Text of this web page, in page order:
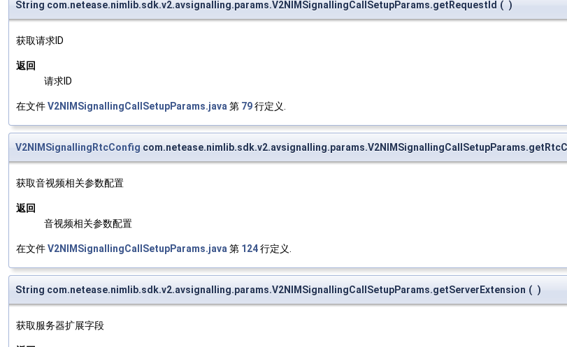
String com.netease.nimlib.sdk.v2.avsignalling.params.V2NIMSignallingCallSetupParams.getRequestId ( )
获取请求ID
返回
请求ID
在文件V2NIMSignallingCallSetupParams.java 第 79行定义.
V2NIMSignallingRtcConfig
获取音视频相关参数配置
返回
音视频相关参数配置
在文件V2NIMSignallingCallSetupParams.java 第 124行定义.
String com.netease.nimlib.sdk.v2.avsignalling.params.V2NIMSignallingCallSetupParams.getServerExtension ( )
获取服务器扩展字段